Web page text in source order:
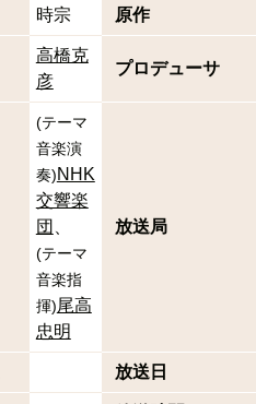
時宗 原作
高橋克
彦
プロデューサ
(テーマ
音楽演
奏) NHK
交響楽
団
(テーマ
音楽指
揮) 尾高
忠明
放送局
放送日